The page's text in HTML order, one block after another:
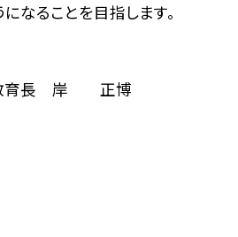
なることを目指します。
4月1日
教育長 岸 正博